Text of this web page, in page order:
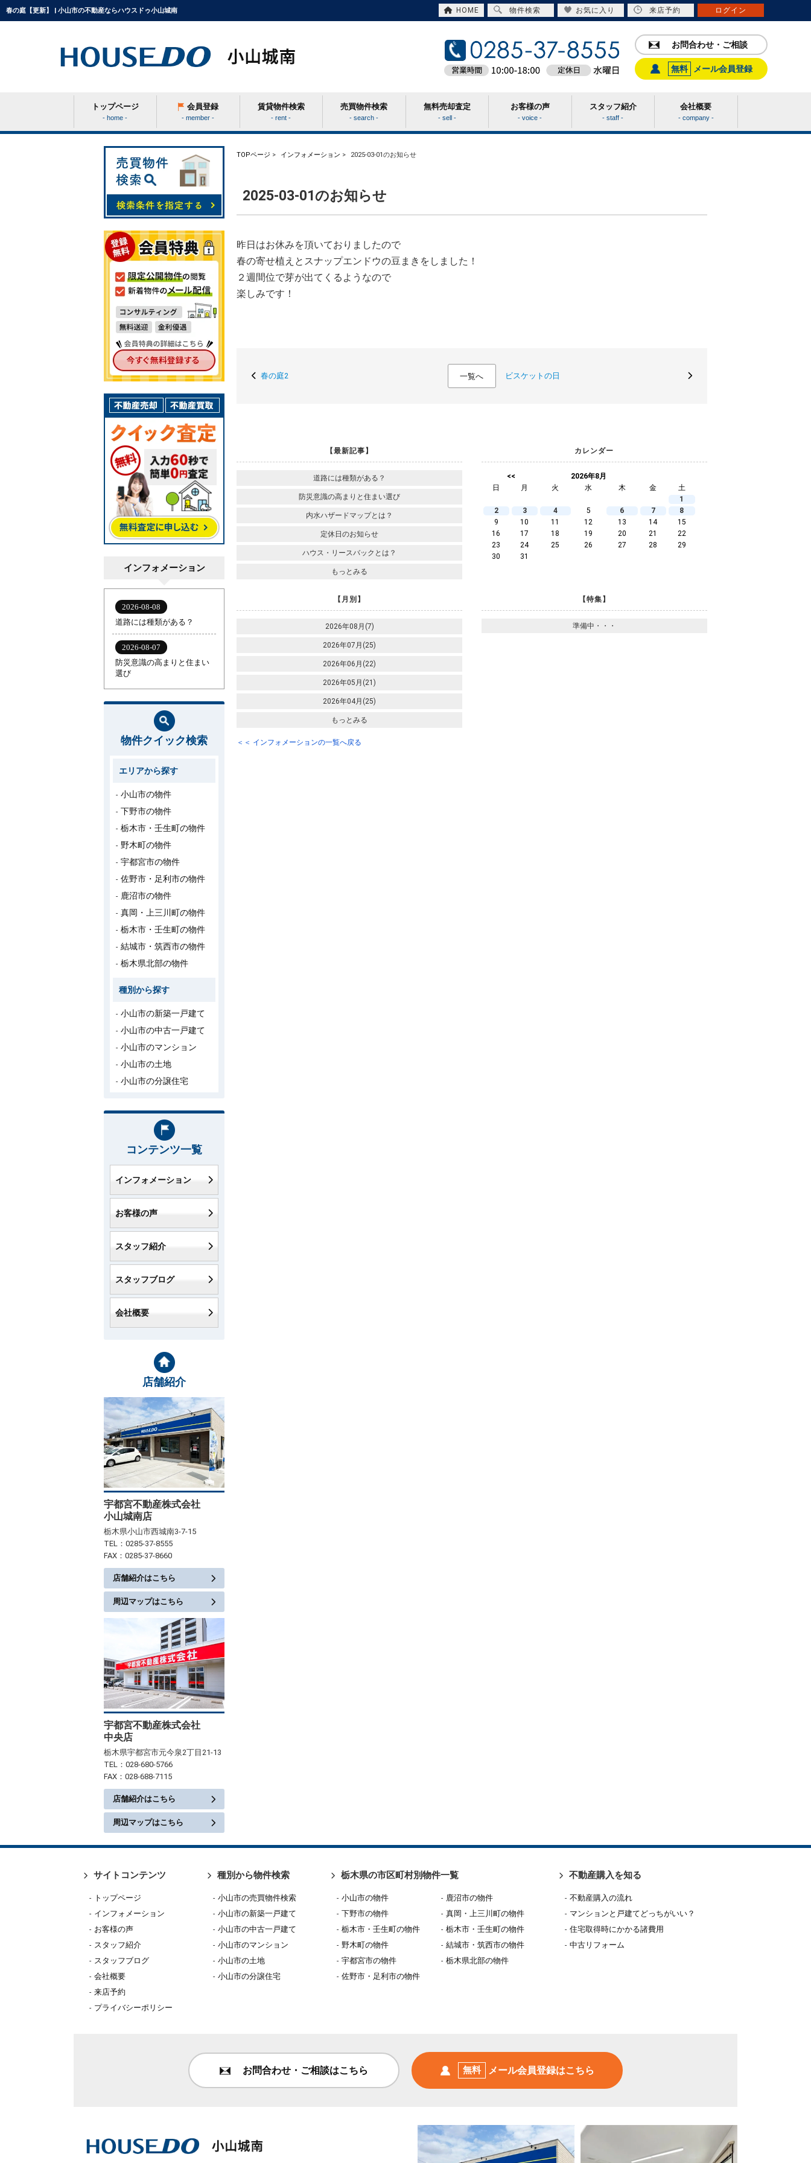
春の庭【更新】 | 小山市の不動産ならハウスドゥ小山城南 HOME 物件検索 お気に入り 来店予約 ログイン
お問合わせ・ご相談
無料 メール会員登録
トップページ
- home -
会員登録
- member -
賃貸物件検索
- rent -
売買物件検索
- search -
条件から探す
学区から探す
町名から探す
無料売却査定
- sell -
お客様の声
- voice -
スタッフ紹介
- staff -
会社概要
- company -
TOPページ > インフォメーション > 2025-03-01のお知らせ
2025-03-01のお知らせ
昨日はお休みを頂いておりましたので
春の寄せ植えとスナップエンドウの豆まきをしました！
２週間位で芽が出てくるようなので
楽しみです！
春の庭2 一覧へ ビスケットの日
【最新記事】
道路には種類がある？
防災意識の高まりと住まい選び
内水ハザードマップとは？
定休日のお知らせ
ハウス・リースバックとは？
もっとみる
カレンダー
<<
2026年8月
日
月 火 水 木 金
土
1
2
3 4 5 6 7
8
9
10 11 12 13 14
15
16
17 18 19 20 21
22
23
24 25 26 27 28
29
30
31
【月別】
2026年08月(7)
2026年07月(25)
2026年06月(22)
2026年05月(21)
2026年04月(25)
もっとみる
【特集】
準備中・・・
＜＜ インフォメーションの一覧へ戻る
インフォメーション
物件クイック検索
エリアから探す
小山市の物件
下野市の物件
栃木市・壬生町の物件
野木町の物件
宇都宮市の物件
佐野市・足利市の物件
鹿沼市の物件
真岡・上三川町の物件
栃木市・壬生町の物件
結城市・筑西市の物件
栃木県北部の物件
種別から探す
小山市の新築一戸建て
小山市の中古一戸建て
小山市のマンション
小山市の土地
小山市の分譲住宅
コンテンツ一覧
インフォメーション
お客様の声
スタッフ紹介
スタッフブログ
会社概要
店舗紹介
宇都宮不動産株式会社
小山城南店
栃木県小山市西城南3-7-15
TEL：0285-37-8555
FAX：0285-37-8660
店舗紹介はこちら
周辺マップはこちら
宇都宮不動産株式会社
中央店
栃木県宇都宮市元今泉2丁目21-13
TEL：028-680-5766
FAX：028-688-7115
店舗紹介はこちら
周辺マップはこちら
サイトコンテンツ
トップページ
インフォメーション
お客様の声
スタッフ紹介
スタッフブログ
会社概要
来店予約
プライバシーポリシー
種別から物件検索
小山市の売買物件検索
小山市の新築一戸建て
小山市の中古一戸建て
小山市のマンション
小山市の土地
小山市の分譲住宅
栃木県の市区町村別物件一覧
小山市の物件
下野市の物件
栃木市・壬生町の物件
野木町の物件
宇都宮市の物件
佐野市・足利市の物件
鹿沼市の物件
真岡・上三川町の物件
栃木市・壬生町の物件
結城市・筑西市の物件
栃木県北部の物件
不動産購入を知る
不動産購入の流れ
マンションと戸建てどっちがいい？
住宅取得時にかかる諸費用
中古リフォーム
お問合わせ・ご相談はこちら 無料 メール会員登録はこちら